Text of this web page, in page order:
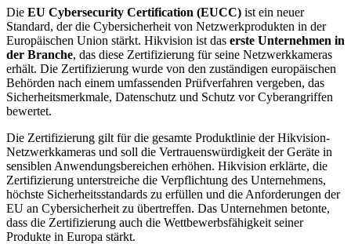
Die EU Cybersecurity Certification (EUCC) ist ein neuer
Standard, der die Cybersicherheit von Netzwerkprodukten in der
Europäischen Union stärkt. Hikvision ist das erste Unternehmen in
der Branche, das diese Zertifizierung für seine Netzwerkkameras
erhält. Die Zertifizierung wurde von den zuständigen europäischen
Behörden nach einem umfassenden Prüfverfahren vergeben, das
Sicherheitsmerkmale, Datenschutz und Schutz vor Cyberangriffen
bewertet.
Die Zertifizierung gilt für die gesamte Produktlinie der Hikvision-
Netzwerkkameras und soll die Vertrauenswürdigkeit der Geräte in
sensiblen Anwendungsbereichen erhöhen. Hikvision erklärte, die
Zertifizierung unterstreiche die Verpflichtung des Unternehmens,
höchste Sicherheitsstandards zu erfüllen und die Anforderungen der
EU an Cybersicherheit zu übertreffen. Das Unternehmen betonte,
dass die Zertifizierung auch die Wettbewerbsfähigkeit seiner
Produkte in Europa stärkt.